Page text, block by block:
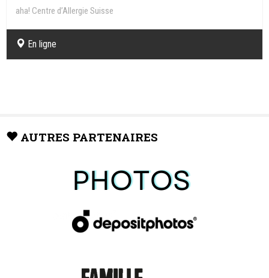
aha! Centre d’Allergie Suisse
En ligne
AUTRES PARTENAIRES